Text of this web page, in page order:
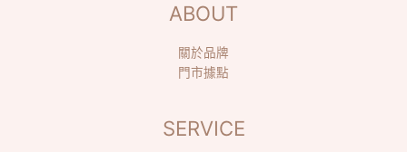
ABOUT
關於品牌
門市據點
SERVICE